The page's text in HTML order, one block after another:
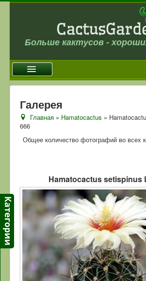
Больше кактусов -
Новости
Галерея
Магазин
Ссылки
Контакты
Галерея
Главная » Hamatocactus »
666
Общее количество фотографий во всех
Hamatocactus setispinus